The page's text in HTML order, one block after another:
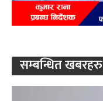
सम्बन्धित खबरहरु